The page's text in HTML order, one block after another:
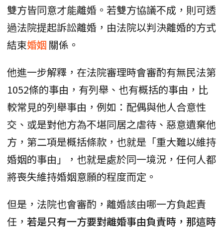
雙方皆同意才能離婚。若雙方協議不成，則可透
過法院提起訴訟離婚，由法院以判決離婚的方式
結束婚姻 關係。
他進一步解釋，在法院審理時會審酌有無民法第
1052條的事由，有列舉、也有概括的事由，比
較常見的列舉事由，例如：配偶與他人合意性
交、或是對他方為不堪同居之虐待、惡意遺棄他
方，第二項是概括條款，也就是「重大難以維持
婚姻的事由」，也就是處於同一境況，任何人都
將喪失維持婚姻意願的程度而定。
但是，法院也會審酌，離婚該由哪一方負起責
任， 若是只有一方要對離婚事由負責時，那這時